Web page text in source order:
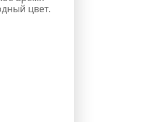
цвет.